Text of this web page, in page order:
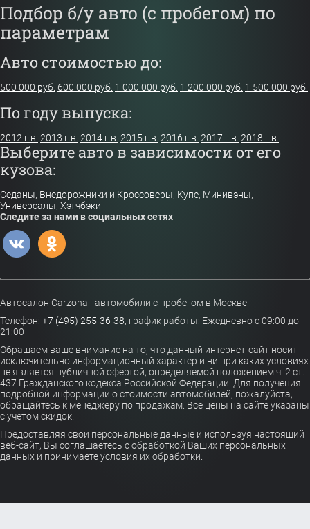
Подбор б/у авто (с пробегом) по
параметрам
Авто стоимостью до:
500 000 руб. 600 000 руб. 1 000 000 руб. 1 200 000 руб. 1 500 000 руб.
По году выпуска:
2012 г.в. 2013 г.в. 2014 г.в. 2015 г.в. 2016 г.в. 2017 г.в. 2018 г.в.
Выберите авто в зависимости от его
кузова:
Седаны, Внедорожники и Кроссоверы, Купе, Минивэны,
Универсалы, Хэтчбэки
Следите за нами в социальных сетях
Автосалон Carzona - автомобили с пробегом в Москве
Телефон: +7 (495) 255-36-38, график работы: Ежедневно с 09:00 до
21:00
Обращаем ваше внимание на то, что данный интернет-сайт носит
исключительно информационный характер и ни при каких условиях
не является публичной офертой, определяемой положением ч. 2 ст.
437 Гражданского кодекса Российской Федерации. Для получения
подробной информации о стоимости автомобилей, пожалуйста,
обращайтесь к менеджеру по продажам. Все цены на сайте указаны
с учетом скидок.
Предоставляя свои персональные данные и используя настоящий
веб-сайт, Вы соглашаетесь с обработкой Ваших персональных
данных и принимаете условия их обработки.